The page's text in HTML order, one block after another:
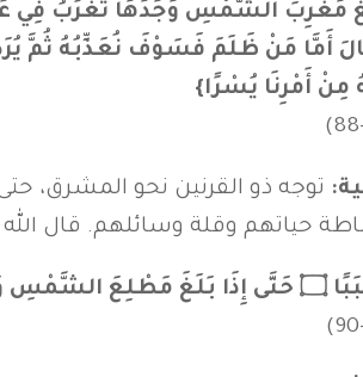
مَغْرِبَ الشَّمْسِ وَجَدَهَا تَغْرُبُ فِي
أَمْرِنَا يُسْرًا}
توجه ذو القرنين نحو
حياتهم وقلة وسائلهم. قال الله
مِنْ دُونِهَا سِتْرًا}